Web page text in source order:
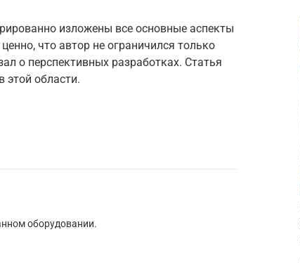
изложены все основные аспекты
что автор не ограничился только
о перспективных разработках. Статья
этой области.
оборудовании.